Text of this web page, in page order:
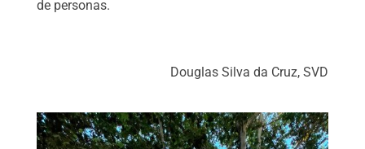
de personas.
Douglas Silva da Cruz, SVD